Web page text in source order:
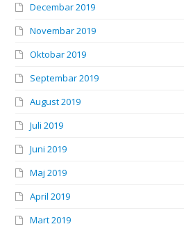
Decembar 2019
Novembar 2019
Oktobar 2019
Septembar 2019
August 2019
Juli 2019
Juni 2019
Maj 2019
April 2019
Mart 2019